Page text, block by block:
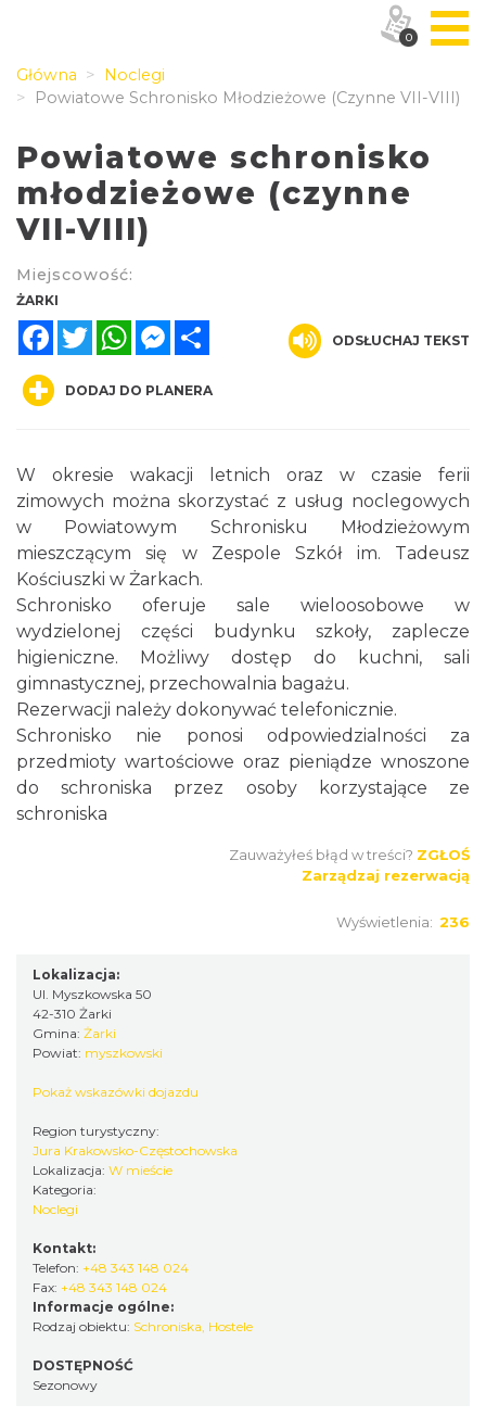
Główna
Noclegi
Powiatowe Schronisko Młodzieżowe (czynne VII-VIII)
Powiatowe schronisko
młodzieżowe (czynne
VII-VIII)
Miejscowość:
ŻARKI
FacebookTwitterWhatsAppMessenger
ODSŁUCHAJ TEKST
DODAJ DO PLANERA
W okresie wakacji letnich oraz w czasie ferii
zimowych można skorzystać z usług noclegowych
w Powiatowym Schronisku Młodzieżowym
mieszczącym się w Zespole Szkół im. Tadeusz
Kościuszki w Żarkach.
Schronisko oferuje sale wieloosobowe w
wydzielonej części budynku szkoły, zaplecze
higieniczne. Możliwy dostęp do kuchni, sali
gimnastycznej, przechowalnia bagażu.
Rezerwacji należy dokonywać telefonicznie.
Schronisko nie ponosi odpowiedzialności za
przedmioty wartościowe oraz pieniądze wnoszone
do schroniska przez osoby korzystające ze
schroniska
Zauważyłeś błąd w treści? ZGŁOŚ
Zarządzaj rezerwacją
Wyświetlenia: 236
Lokalizacja:
Ul. Myszkowska 50
42-310 Żarki
Gmina: Żarki
Powiat: myszkowski
Pokaż wskazówki dojazdu
Region turystyczny:
Jura Krakowsko-Częstochowska
Lokalizacja: W mieście
Kategoria:
Noclegi
Kontakt:
Telefon: +48 343 148 024
Fax: +48 343 148 024
Informacje ogólne:
Rodzaj obiektu: Schroniska, Hostele
DOSTĘPNOŚĆ
Sezonowy
0